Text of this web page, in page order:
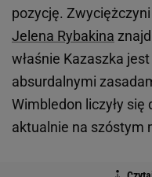
pozycję.
Jelena Rybakina
właśnie Kazaszka
absurdalnymi
Wimbledon liczyły się
aktualnie na szóstym